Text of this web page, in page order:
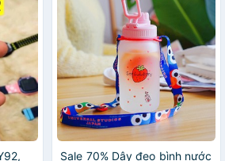
Sale 70% Dây đeo bình nước